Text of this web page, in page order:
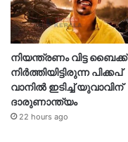
നിയന്ത്രണം വിട്ട ബൈക്ക്
നിർത്തിയിട്ടിരുന്ന പിക്കപ്
വാനിൽ ഇടിച്ച് യുവാവിന്
ദാരുണാന്ത്യം
22 hours ago